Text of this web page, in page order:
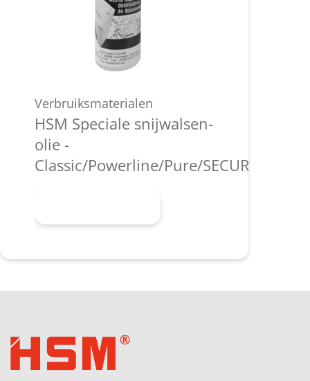
Verbruiksmaterialen
HSM Speciale snijwalsen-
olie -
Classic/Powerline/Pure/SECURIO/